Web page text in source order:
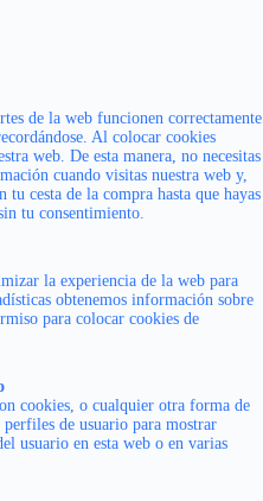
de la web funcionen correctamente
Al colocar cookies
web. De esta manera, no necesitas
cuando visitas nuestra web y,
cesta de la compra hasta que hayas
tu consentimiento.
la experiencia de la web para
obtenemos información sobre
para colocar cookies de
cookies, o cualquier otra forma de
de usuario para mostrar
usuario en esta web o en varias